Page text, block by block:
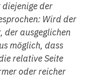
diejenige der
Wird der
der ausgeglichen
möglich, dass
relative Seite
oder reicher